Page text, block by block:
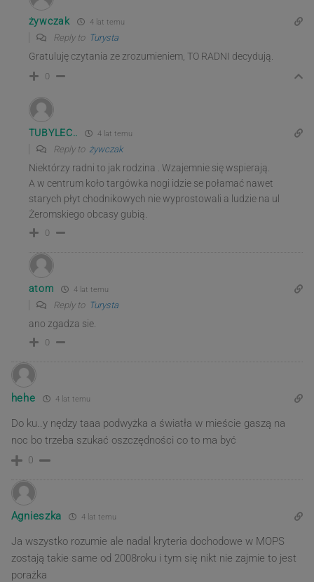
żywczak 4 lat temu
Reply to Turysta
Gratuluję czytania ze zrozumieniem, TO RADNI decydują.
0
TUBYLEC.. 4 lat temu
Reply to żywczak
Niektórzy radni to jak rodzina . Wzajemnie się wspierają.
A w centrum koło targówka nogi idzie se połamać nawet
starych płyt chodnikowych nie wyprostowali a ludzie na ul
Żeromskiego obcasy gubią.
0
atom 4 lat temu
Reply to Turysta
ano zgadza sie.
0
hehe 4 lat temu
Do ku..y nędzy taaa podwyżka a światła w mieście gaszą na
noc bo trzeba szukać oszczędności co to ma być
0
Agnieszka 4 lat temu
Ja wszystko rozumie ale nadal kryteria dochodowe w MOPS
zostają takie same od 2008roku i tym się nikt nie zajmie to jest
porażka